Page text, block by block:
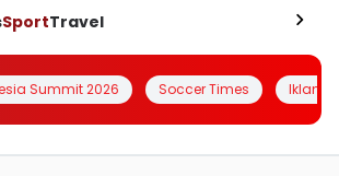
SportTravel
Summit 2026 Soccer Times Iklanin